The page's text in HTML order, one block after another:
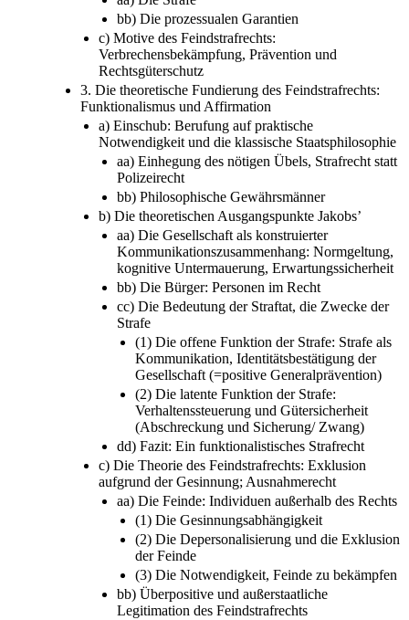
bb) Die prozessualen Garantien
c) Motive des Feindstrafrechts:
Verbrechensbekämpfung, Prävention und
Rechtsgüterschutz
3. Die theoretische Fundierung des Feindstrafrechts:
Funktionalismus und Affirmation
a) Einschub: Berufung auf praktische
Notwendigkeit und die klassische Staatsphilosophie
aa) Einhegung des nötigen Übels, Strafrecht statt
Polizeirecht
bb) Philosophische Gewährsmänner
b) Die theoretischen Ausgangspunkte Jakobs’
aa) Die Gesellschaft als konstruierter
Kommunikationszusammenhang: Normgeltung,
kognitive Untermauerung, Erwartungssicherheit
bb) Die Bürger: Personen im Recht
cc) Die Bedeutung der Straftat, die Zwecke der
Strafe
(1) Die offene Funktion der Strafe: Strafe als
Kommunikation, Identitätsbestätigung der
Gesellschaft (=positive Generalprävention)
(2) Die latente Funktion der Strafe:
Verhaltenssteuerung und Gütersicherheit
(Abschreckung und Sicherung/ Zwang)
dd) Fazit: Ein funktionalistisches Strafrecht
c) Die Theorie des Feindstrafrechts: Exklusion
aufgrund der Gesinnung; Ausnahmerecht
aa) Die Feinde: Individuen außerhalb des Rechts
(1) Die Gesinnungsabhängigkeit
(2) Die Depersonalisierung und die Exklusion
der Feinde
(3) Die Notwendigkeit, Feinde zu bekämpfen
bb) Überpositive und außerstaatliche
Legitimation des Feindstrafrechts